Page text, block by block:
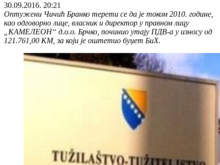
30.09.2016. 20:21
Оптужени Чичић Бранко терети се да је током 2010. године,
као одговорно лице, власник и директор у правном лицу
„КАМЕЛЕОН“ д.о.о. Брчко, починио утају ПДВ-а у износу од
121.761,00 КМ, за који је оштетио буџет БиХ.